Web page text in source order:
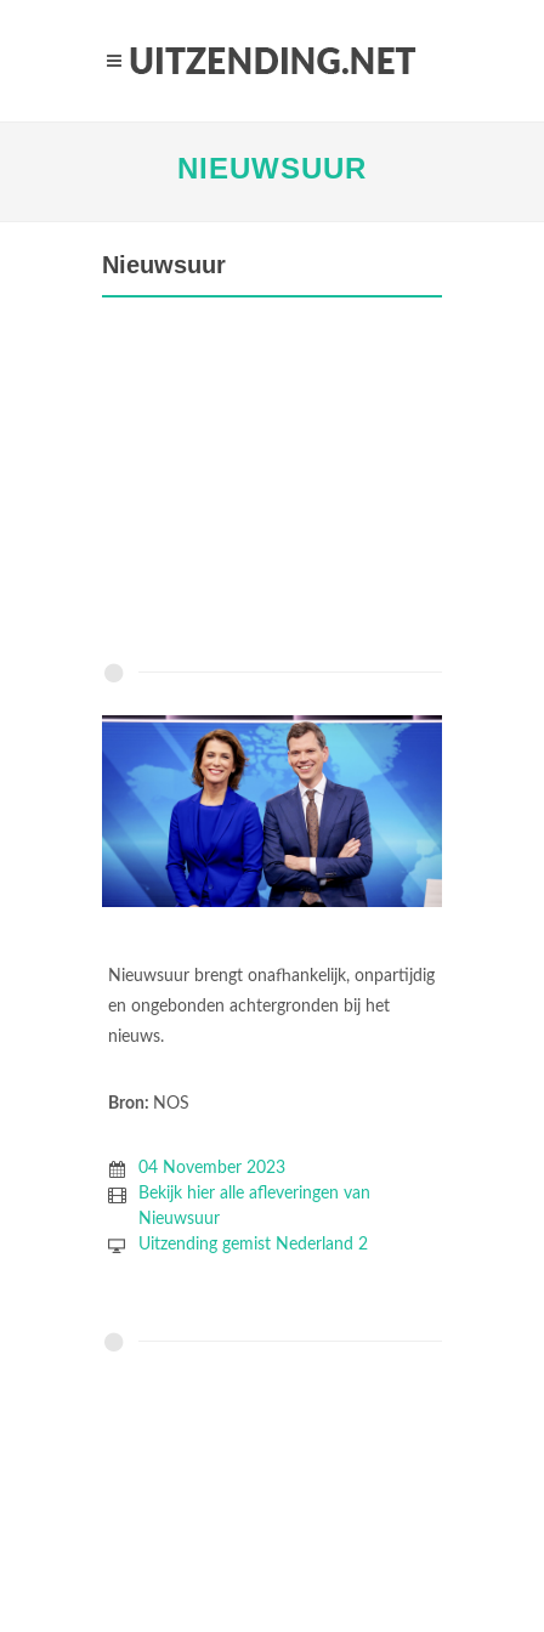
NIEUWSUUR
Nieuwsuur
Nieuwsuur brengt onafhankelijk, onpartijdig
en ongebonden achtergronden bij het
nieuws.
Bron: NOS
04 November 2023
Bekijk hier alle afleveringen van
Nieuwsuur
Uitzending gemist Nederland 2